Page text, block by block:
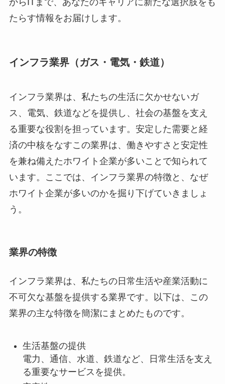
たらす情報をお届けします。
インフラ業界（ガス・電気・鉄道）
インフラ業界は、私たちの生活に欠かせないガ
ス、電気、鉄道などを提供し、社会の基盤を支え
る重要な役割を担っています。安定した需要と経
済の中核をなすこの業界は、働きやすさと安定性
を兼ね備えたホワイト企業が多いことで知られて
います。ここでは、インフラ業界の特徴と、なぜ
ホワイト企業が多いのかを掘り下げていきましょ
う。
業界の特徴
インフラ業界は、私たちの日常生活や産業活動に
不可欠な基盤を提供する業界です。以下は、この
業界の主な特徴を簡潔にまとめたものです。
生活基盤の提供
電力、通信、水道、鉄道など、日常生活を支え
る重要なサービスを提供。